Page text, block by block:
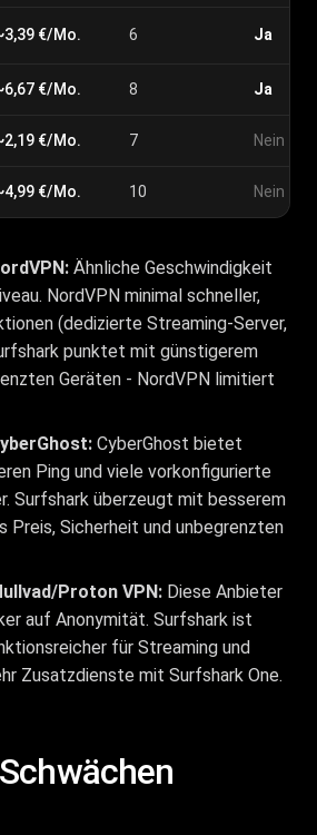
€/Mo. 6 Ja
€/Mo. 8 Ja
€/Mo. 7 Nein
€/Mo. 10 Nein
Ähnliche Geschwindigkeit
NordVPN minimal schneller,
(dedizierte Streaming-Server,
punktet mit günstigerem
Geräten - NordVPN limitiert
CyberGhost bietet
Ping und viele vorkonfigurierte
Surfshark überzeugt mit besserem
Preis, Sicherheit und unbegrenzten
Proton VPN: Diese Anbieter
auf Anonymität. Surfshark ist
für Streaming und
Zusatzdienste mit Surfshark One.